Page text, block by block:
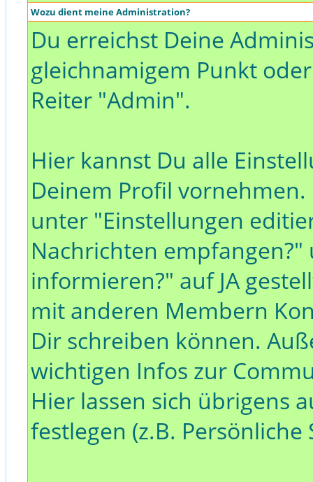
Wozu dient meine Administration?
Du erreichst Deine
gleichnamigem Punkt
Reiter "Admin".
Hier kannst Du alle
Deinem Profil
unter "Einstellungen
Nachrichten
informieren?" auf JA
mit anderen Membern
Dir schreiben können.
wichtigen Infos zur
Hier lassen sich übrigens
festlegen (z.B.